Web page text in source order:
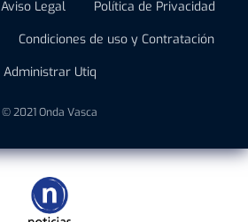
Aviso Legal
Política de Privacidad
Condiciones de uso y Contratación
Administrar Utiq
© 2021 Onda Vasca